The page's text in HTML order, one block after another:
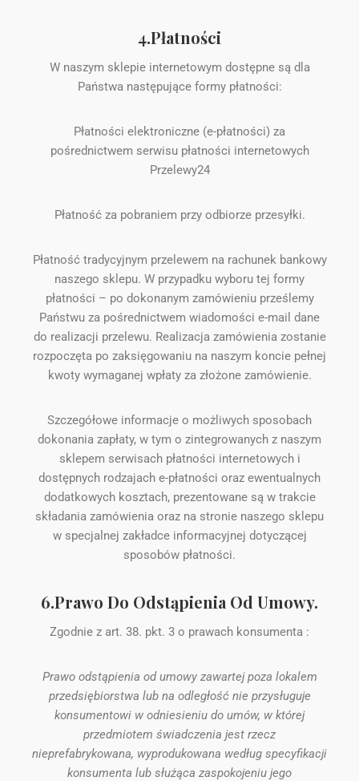
4.Płatności
W naszym sklepie internetowym dostępne są dla
Państwa następujące formy płatności:
Płatności elektroniczne (e-płatności) za
pośrednictwem serwisu płatności internetowych
Przelewy24
Płatność za pobraniem przy odbiorze przesyłki.
Płatność tradycyjnym przelewem na rachunek bankowy
naszego sklepu. W przypadku wyboru tej formy
płatności – po dokonanym zamówieniu prześlemy
Państwu za pośrednictwem wiadomości e-mail dane
do realizacji przelewu. Realizacja zamówienia zostanie
rozpoczęta po zaksięgowaniu na naszym koncie pełnej
kwoty wymaganej wpłaty za złożone zamówienie.
Szczegółowe informacje o możliwych sposobach
dokonania zapłaty, w tym o zintegrowanych z naszym
sklepem serwisach płatności internetowych i
dostępnych rodzajach e-płatności oraz ewentualnych
dodatkowych kosztach, prezentowane są w trakcie
składania zamówienia oraz na stronie naszego sklepu
w specjalnej zakładce informacyjnej dotyczącej
sposobów płatności.
6.Prawo Do Odstąpienia Od Umowy.
Zgodnie z art. 38. pkt. 3 o prawach konsumenta :
Prawo odstąpienia od umowy zawartej poza lokalem
przedsiębiorstwa lub na odległość nie przysługuje
konsumentowi w odniesieniu do umów, w której
przedmiotem świadczenia jest rzecz
nieprefabrykowana, wyprodukowana według specyfikacji
konsumenta lub służąca zaspokojeniu jego